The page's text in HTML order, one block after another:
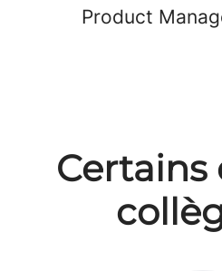
Product
Certains